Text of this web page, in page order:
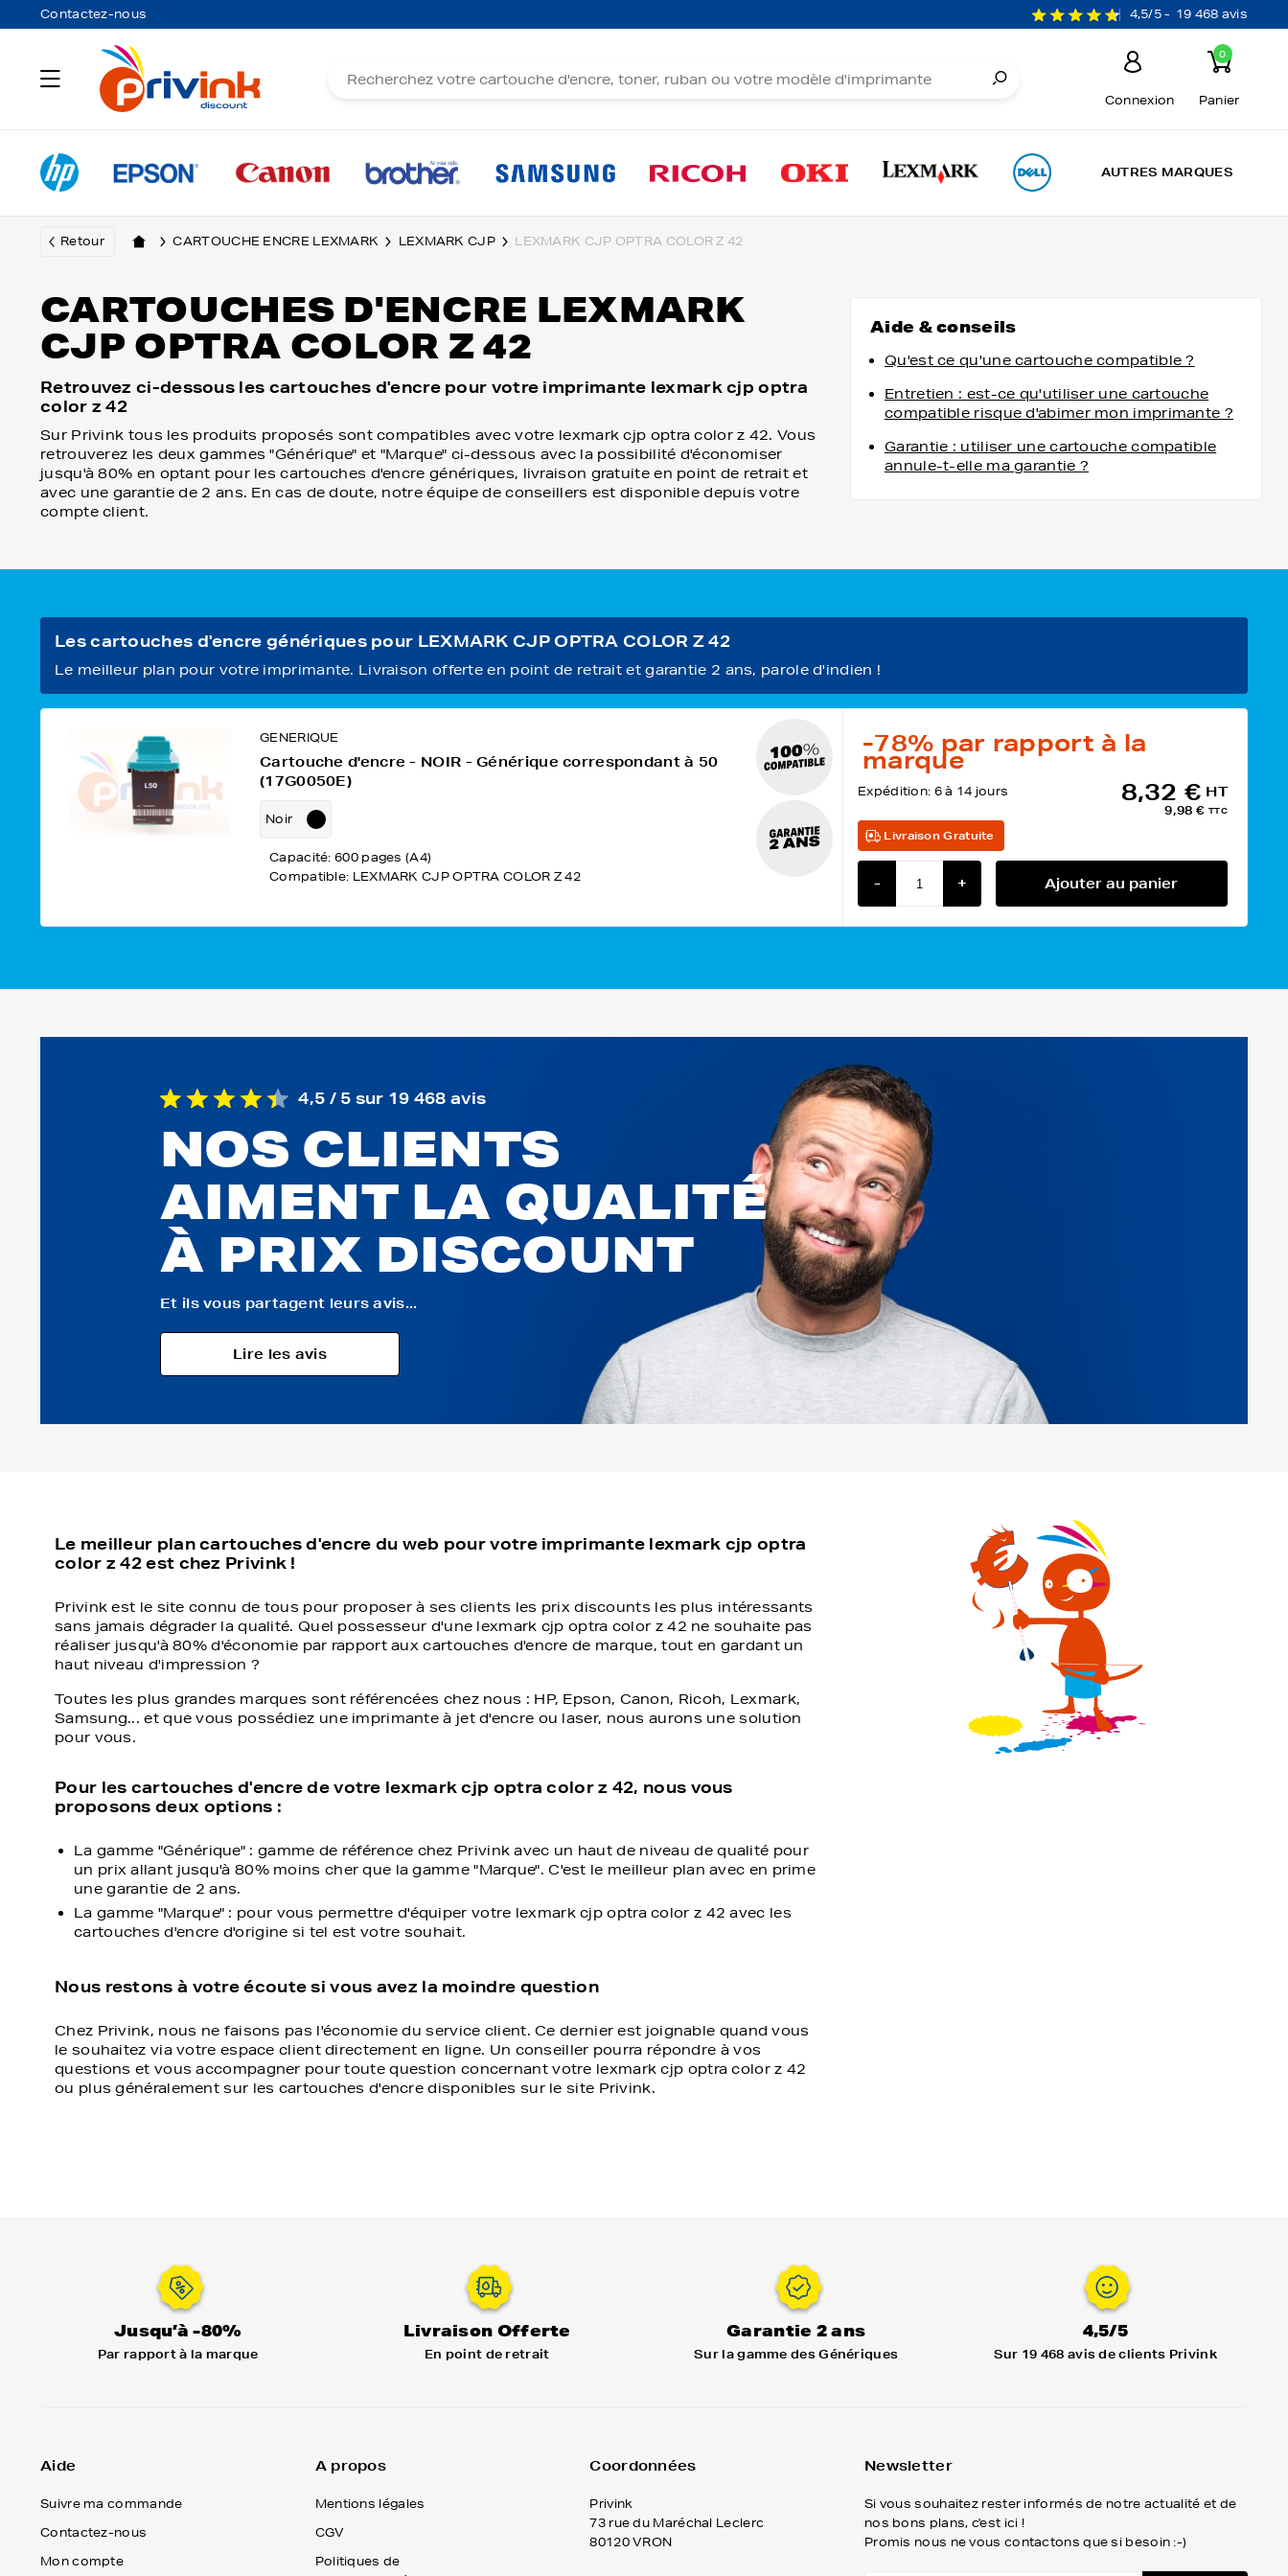
Contactez-nous 4,5/5 - 19 468 avis
Connexion
0
Panier
AUTRES MARQUES
Retour CARTOUCHE ENCRE LEXMARK LEXMARK CJP LEXMARK CJP OPTRA COLOR Z 42
CARTOUCHES D'ENCRE LEXMARK
CJP OPTRA COLOR Z 42
Retrouvez ci-dessous les cartouches d'encre pour votre imprimante lexmark cjp optra
color z 42
Sur Privink tous les produits proposés sont compatibles avec votre lexmark cjp optra color z 42. Vous
retrouverez les deux gammes "Générique" et "Marque" ci-dessous avec la possibilité d'économiser
jusqu'à 80% en optant pour les cartouches d'encre génériques, livraison gratuite en point de retrait et
avec une garantie de 2 ans. En cas de doute, notre équipe de conseillers est disponible depuis votre
compte client.
Aide & conseils
Qu'est ce qu'une cartouche compatible ?
Entretien : est-ce qu'utiliser une cartouche
compatible risque d'abimer mon imprimante ?
Garantie : utiliser une cartouche compatible
annule-t-elle ma garantie ?
Les cartouches d'encre génériques pour LEXMARK CJP OPTRA COLOR Z 42
Le meilleur plan pour votre imprimante. Livraison offerte en point de retrait et garantie 2 ans, parole d'indien !
GENERIQUE
Cartouche d'encre - NOIR - Générique correspondant à 50
(17G0050E)
Noir
Capacité: 600 pages (A4)
Compatible: LEXMARK CJP OPTRA COLOR Z 42
-78% par rapport à la
marque
Expédition: 6 à 14 jours 8,32 € HT
9,98 € TTC
Livraison Gratuite
- + Ajouter au panier
4,5 / 5 sur 19 468 avis
NOS CLIENTS
AIMENT LA QUALITÉ
À PRIX DISCOUNT
Et ils vous partagent leurs avis...
Lire les avis
Le meilleur plan cartouches d'encre du web pour votre imprimante lexmark cjp optra
color z 42 est chez Privink !
Privink est le site connu de tous pour proposer à ses clients les prix discounts les plus intéressants
sans jamais dégrader la qualité. Quel possesseur d'une lexmark cjp optra color z 42 ne souhaite pas
réaliser jusqu'à 80% d'économie par rapport aux cartouches d'encre de marque, tout en gardant un
haut niveau d'impression ?
Toutes les plus grandes marques sont référencées chez nous : HP, Epson, Canon, Ricoh, Lexmark,
Samsung... et que vous possédiez une imprimante à jet d'encre ou laser, nous aurons une solution
pour vous.
Pour les cartouches d'encre de votre lexmark cjp optra color z 42, nous vous
proposons deux options :
La gamme "Générique" : gamme de référence chez Privink avec un haut de niveau de qualité pour
un prix allant jusqu'à 80% moins cher que la gamme "Marque". C'est le meilleur plan avec en prime
une garantie de 2 ans.
La gamme "Marque" : pour vous permettre d'équiper votre lexmark cjp optra color z 42 avec les
cartouches d'encre d'origine si tel est votre souhait.
Nous restons à votre écoute si vous avez la moindre question
Chez Privink, nous ne faisons pas l'économie du service client. Ce dernier est joignable quand vous
le souhaitez via votre espace client directement en ligne. Un conseiller pourra répondre à vos
questions et vous accompagner pour toute question concernant votre lexmark cjp optra color z 42
ou plus généralement sur les cartouches d'encre disponibles sur le site Privink.
Jusqu’à -80%
Par rapport à la marque
Livraison Offerte
En point de retrait
Garantie 2 ans
Sur la gamme des Génériques
4,5/5
Sur 19 468 avis de clients Privink
Aide
Suivre ma commande
Contactez-nous
Mon compte
A propos
Mentions légales
CGV
Politiques de
Coordonnées
Privink
73 rue du Maréchal Leclerc
80120 VRON
Newsletter
Si vous souhaitez rester informés de notre actualité et de
nos bons plans, c'est ici !
Promis nous ne vous contactons que si besoin :-)